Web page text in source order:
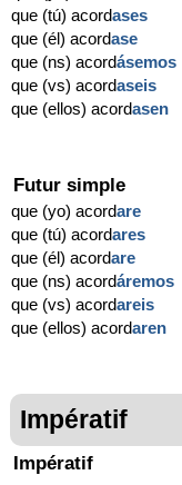
que (tú) acordases
que (él) acordase
que (ns) acordásemos
que (vs) acordaseis
que (ellos) acordasen
Futur simple
que (yo) acordare
que (tú) acordares
que (él) acordare
que (ns) acordáremos
que (vs) acordareis
que (ellos) acordaren
Impératif
Impératif